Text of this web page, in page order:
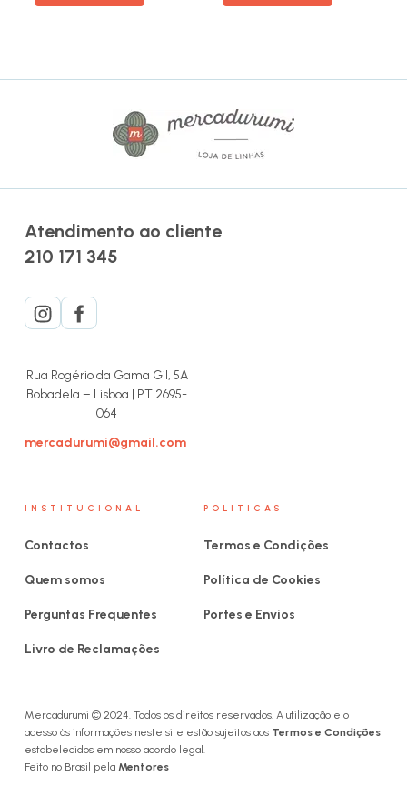
Atendimento ao cliente
210 171 345
Rua Rogério da Gama Gil, 5A
Bobadela – Lisboa | PT 2695-
064
mercadurumi@gmail.com
INSTITUCIONAL
Contactos
Quem somos
Perguntas Frequentes
Livro de Reclamações
POLITICAS
Termos e Condições
Política de Cookies
Portes e Envios
Mercadurumi © 2024. Todos os direitos reservados. A utilização e o
acesso às informações neste site estão sujeitos aos Termos e Condições
estabelecidos em nosso acordo legal.
Feito no Brasil pela Mentores